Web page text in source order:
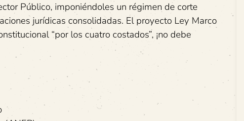
Público, imponiéndoles un régimen de corte
jurídicas consolidadas. El proyecto Ley Marco
“por los cuatro costados”, ¡no debe